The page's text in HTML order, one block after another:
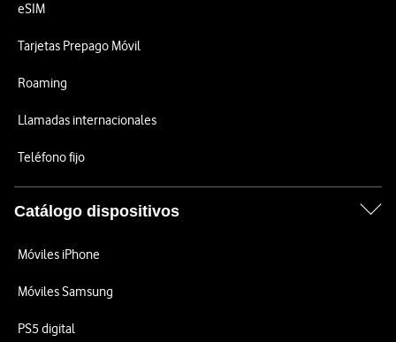
eSIM
Tarjetas Prepago Móvil
Roaming
Llamadas internacionales
Teléfono fijo
Catálogo dispositivos
Móviles iPhone
Móviles Samsung
PS5 digital